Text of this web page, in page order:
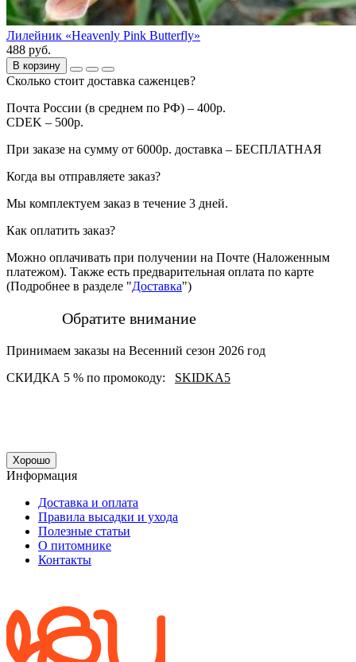
Лилейник «Heavenly Pink Butterfly»
488 руб.
В корзину
Сколько стоит доставка саженцев?
Почта России (в среднем по РФ) – 400р.
CDEK – 500р.
При заказе на сумму от 6000р. доставка – БЕСПЛАТНАЯ
Когда вы отправляете заказ?
Мы комплектуем заказ в течение 3 дней.
Как оплатить заказ?
Можно оплачивать при получении на Почте (Наложенным
платежом). Также есть предварительная оплата по карте
(Подробнее в разделе "Доставка")
Обратите внимание
Принимаем заказы на Весенний сезон 2026 год
СКИДКА 5 % по промокоду: SKIDKA5
Хорошо
Информация
Доставка и оплата
Правила высадки и ухода
Полезные статьи
О питомнике
Контакты